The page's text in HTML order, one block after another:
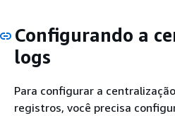
Configurando a
logs
Para configurar a
registros, você precisa